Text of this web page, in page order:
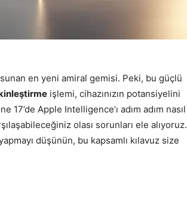
sunan en yeni amiral gemisi. Peki, bu güçlü
işlemi, cihazınızın potansiyelini
Apple Intelligence’ı adım adım nasıl
olası sorunları ele alıyoruz.
düşünün, bu kapsamlı kılavuz size